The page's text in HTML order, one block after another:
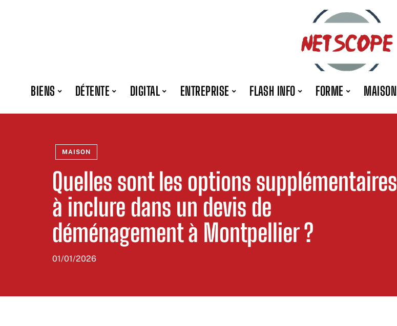
BIENS DÉTENTE DIGITAL ENTREPRISE FLASH INFO FORME MAISON
MAISON
Quelles sont les options supplémentaires
à inclure dans un devis de
déménagement à Montpellier ?
01/01/2026